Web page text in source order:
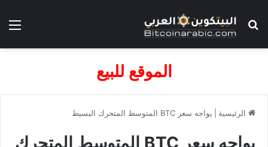
بحث عن
الموقع للبيع
الرئيسية يواجه سعر BTC المتوسط ​​المتحرك البسيط
يواجه سعر BTC المتوسط ​​المتحرك